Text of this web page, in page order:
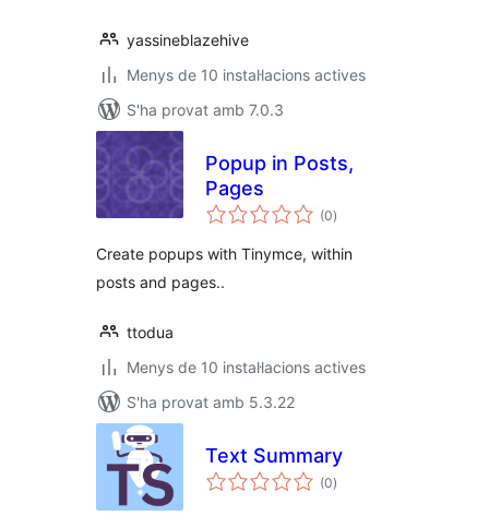
yassineblazehive
Menys de 10 instal·lacions actives
S'ha provat amb 7.0.3
Popup in Posts,
Pages
(0puntuacions
totals
)
Create popups with Tinymce, within
posts and pages..
ttodua
Menys de 10 instal·lacions actives
S'ha provat amb 5.3.22
Text Summary
(0puntuacions
totals
)